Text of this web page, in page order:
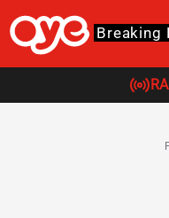
Breaking